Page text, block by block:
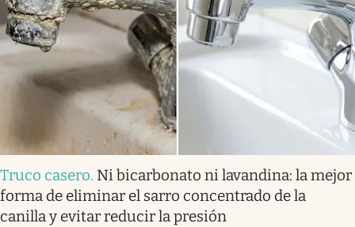
Truco casero. Ni bicarbonato ni lavandina: la mejor
forma de eliminar el sarro concentrado de la
canilla y evitar reducir la presión